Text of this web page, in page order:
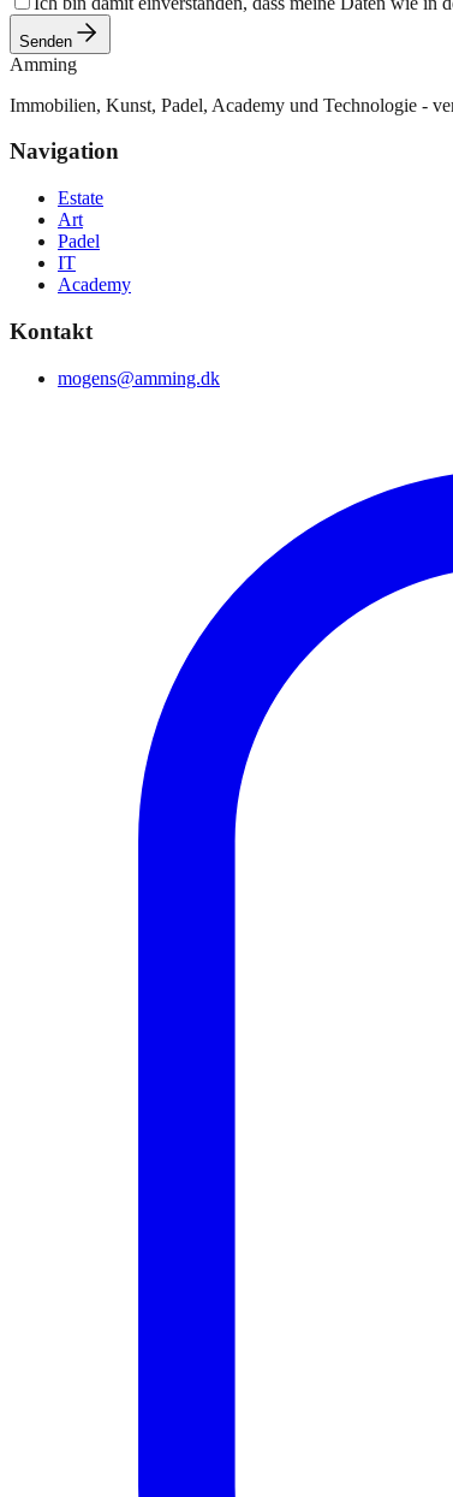
Senden
Amming
Immobilien, Kunst, Padel, Academy und Technologie -
Navigation
Estate
Art
Padel
IT
Academy
Kontakt
mogens@amming.dk